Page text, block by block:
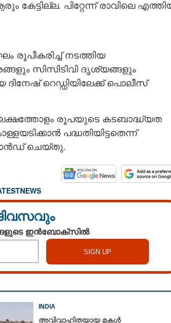
കേട്ടില്ല. പിറ്റേന്ന് രാവിലെ
നടത്തിയ
സിസിടിവി ദൃശ്യങ്ങളും
റെഡ്ഡിയിലേക്ക് പൊലീസ്
രൂപയുടെ കടബാദ്ധ്യത
പദ്ധതിയിട്ടതെന്ന്
ചെയ്തു.
ദിവസവും
ഇൻബോക്സിൽ
INDIA
അവിവാഹിതയായ മകൾ